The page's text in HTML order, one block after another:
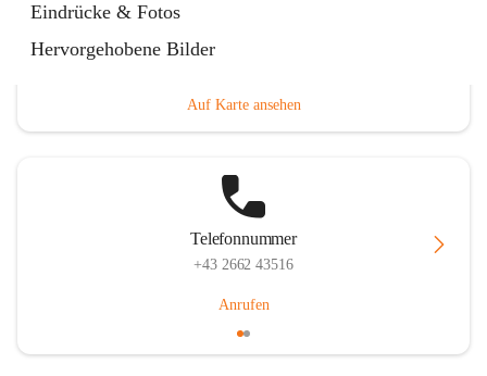
Eindrücke & Fotos
Hervorgehobene BilderHauptadresse
Auf Karte ansehen
Telefonnummer
+43 2662 43516
Anrufen